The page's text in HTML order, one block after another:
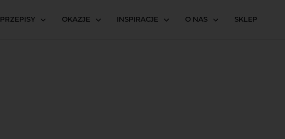
PRZEPISY OKAZJE INSPIRACJE O NAS SKLEP